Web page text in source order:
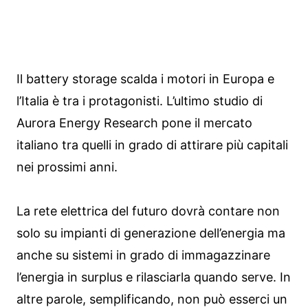
Il battery storage scalda i motori in Europa e
l’Italia è tra i protagonisti. L’ultimo studio di
Aurora Energy Research pone il mercato
italiano tra quelli in grado di attirare più capitali
nei prossimi anni.
La rete elettrica del futuro dovrà contare non
solo su impianti di generazione dell’energia ma
anche su sistemi in grado di immagazzinare
l’energia in surplus e rilasciarla quando serve. In
altre parole, semplificando, non può esserci un